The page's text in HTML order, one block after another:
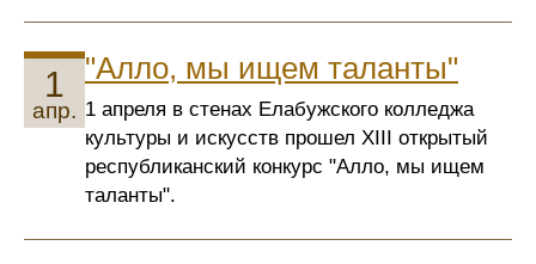
1
апр.
"Алло, мы ищем таланты"
1 апреля в стенах Елабужского колледжа
культуры и искусств прошел XIII открытый
республиканский конкурс "Алло, мы ищем
таланты".